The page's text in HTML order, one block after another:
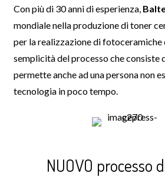
Con più di 30 anni di esperienza,
mondiale nella produzione di toner
per la realizzazione di fotoceramiche
semplicità del processo che consiste
permette anche ad una persona non
tecnologia in poco tempo.
NUOVO processo